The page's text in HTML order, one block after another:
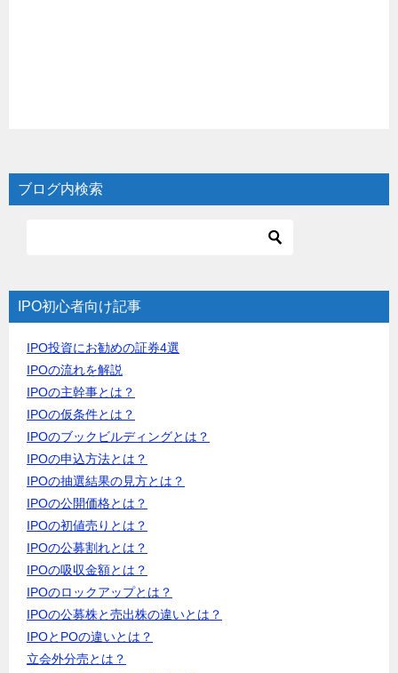
ブログ内検索
IPO初心者向け記事
IPO投資にお勧めの証券4選
IPOの流れを解説
IPOの主幹事とは？
IPOの仮条件とは？
IPOのブックビルディングとは？
IPOの申込方法とは？
IPOの抽選結果の見方とは？
IPOの公開価格とは？
IPOの初値売りとは？
IPOの公募割れとは？
IPOの吸収金額とは？
IPOのロックアップとは？
IPOの公募株と売出株の違いとは？
IPOとPOの違いとは？
立会外分売とは？